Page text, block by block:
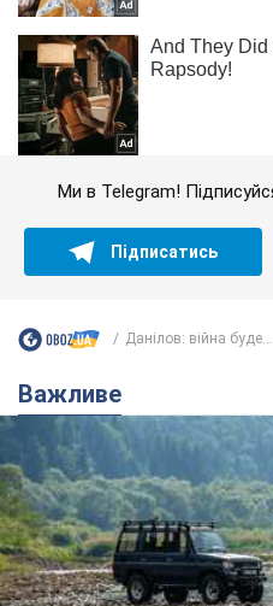
Ми в Telegram!
Підписатись
Данілов: війна буде...
Важливе